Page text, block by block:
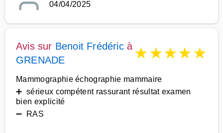
04/04/2025
Avis sur Benoit Frédéricà
GRENADE
★★★★★
Mammographie échographie mammaire
➕ sérieux compétent rassurant résultat examen
bien explicité
➖ RAS